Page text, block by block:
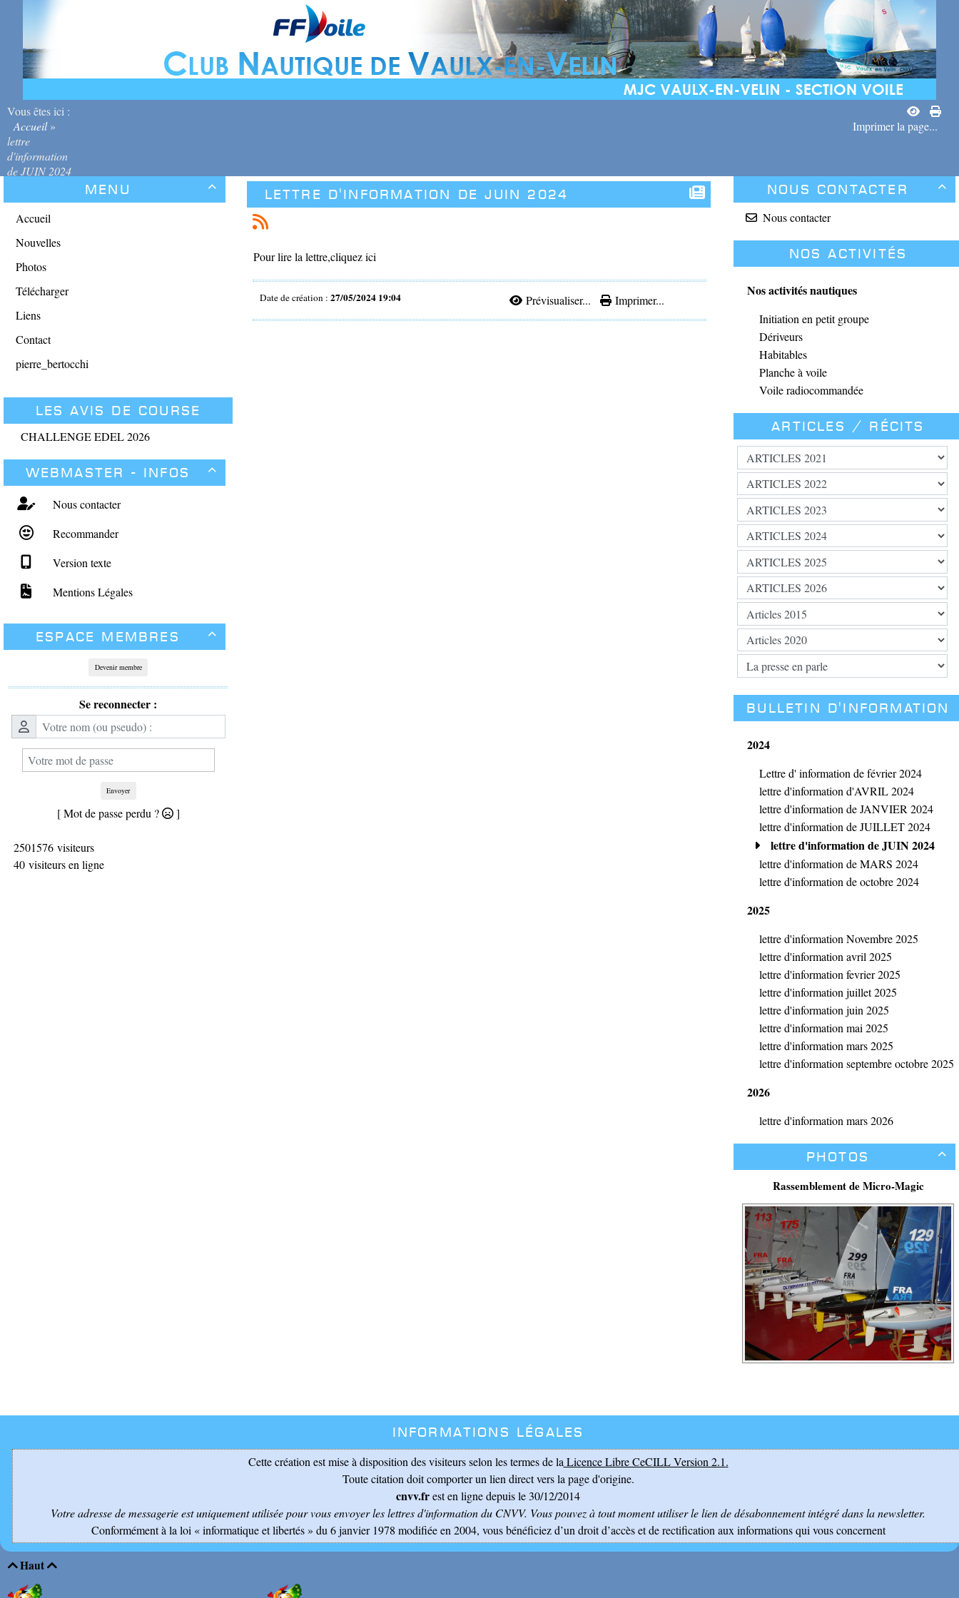
Vous êtes ici :
Accueil»
lettre
d'information
de JUIN 2024
Imprimer la page...

Menu
Accueil
Nouvelles
Photos
Télécharger
Liens
Contact
pierre_bertocchi
Les avis de course
CHALLENGE EDEL 2026

Webmaster - Infos
Nous contacter
Recommander
Version texte
Mentions Légales

Espace membres
Devenir membre
Se reconnecter :
Envoyer
[ Mot de passe perdu ? ]
2501576 visiteurs
40 visiteurs en ligne
lettre d'information de JUIN 2024
Pour lire la lettre,cliquez ici
Date de création : 27/05/2024 19:04 Prévisualiser... Imprimer...

Nous contacter
Nous contacter
Nos activités
Nos activités nautiques
Initiation en petit groupe
Dériveurs
Habitables
Planche à voile
Voile radiocommandée
Articles / Récits
BULLETIN D'INFORMATION
2024
Lettre d' information de février 2024
lettre d'information d'AVRIL 2024
lettre d'information de JANVIER 2024
lettre d'information de JUILLET 2024
lettre d'information de JUIN 2024
lettre d'information de MARS 2024
lettre d'information de octobre 2024
2025
lettre d'information Novembre 2025
lettre d'information avril 2025
lettre d'information fevrier 2025
lettre d'information juillet 2025
lettre d'information juin 2025
lettre d'information mai 2025
lettre d'information mars 2025
lettre d'information septembre octobre 2025
2026
lettre d'information mars 2026

Photos
Rassemblement de Micro-Magic
Informations légales
Cette création est mise à disposition des visiteurs selon les termes de la Licence Libre CeCILL Version 2.1.
Toute citation doit comporter un lien direct vers la page d'origine.
cnvv.frest en ligne depuis le 30/12/2014
Votre adresse de messagerie est uniquement utilisée pour vous envoyer les lettres d'information du CNVV. Vous pouvez à tout moment utiliser le lien de désabonnement intégré dans la newsletter.
Conformément à la loi « informatique et libertés » du 6 janvier 1978 modifiée en 2004, vous bénéficiez d’un droit d’accès et de rectification aux informations qui vous concernent
Haut 